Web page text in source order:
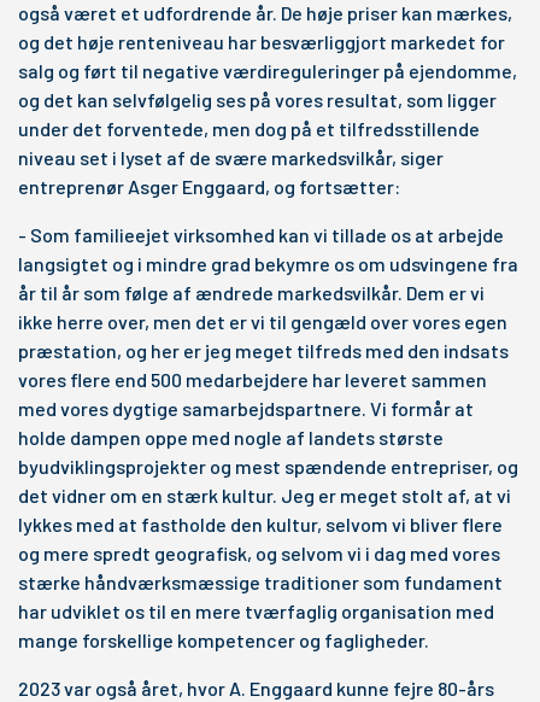
også været et udfordrende år. De høje priser kan mærkes,
og det høje renteniveau har besværliggjort markedet for
salg og ført til negative værdireguleringer på ejendomme,
og det kan selvfølgelig ses på vores resultat, som ligger
under det forventede, men dog på et tilfredsstillende
niveau set i lyset af de svære markedsvilkår, siger
entreprenør Asger Enggaard, og fortsætter:
- Som familieejet virksomhed kan vi tillade os at arbejde
langsigtet og i mindre grad bekymre os om udsvingene fra
år til år som følge af ændrede markedsvilkår. Dem er vi
ikke herre over, men det er vi til gengæld over vores egen
præstation, og her er jeg meget tilfreds med den indsats
vores flere end 500 medarbejdere har leveret sammen
med vores dygtige samarbejdspartnere. Vi formår at
holde dampen oppe med nogle af landets største
byudviklingsprojekter og mest spændende entrepriser, og
det vidner om en stærk kultur. Jeg er meget stolt af, at vi
lykkes med at fastholde den kultur, selvom vi bliver flere
og mere spredt geografisk, og selvom vi i dag med vores
stærke håndværksmæssige traditioner som fundament
har udviklet os til en mere tværfaglig organisation med
mange forskellige kompetencer og fagligheder.
2023 var også året, hvor A. Enggaard kunne fejre 80-års